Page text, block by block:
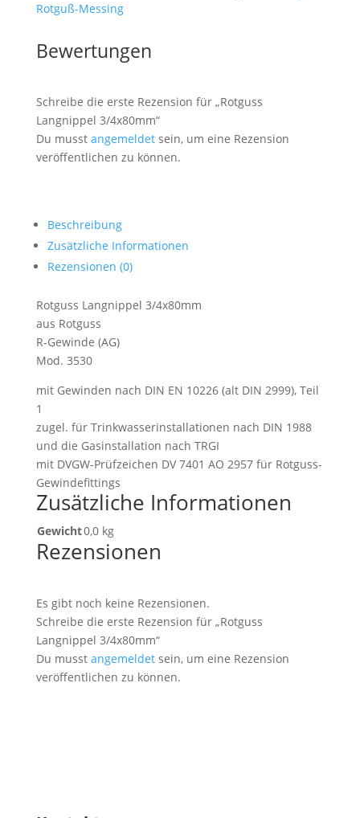
Rotguß-Messing
Bewertungen
Schreibe die erste Rezension für „Rotguss
Langnippel 3/4x80mm“
Du musst angemeldetsein, um eine Rezension
veröffentlichen zu können.
Beschreibung
Zusätzliche Informationen
Rezensionen (0)
Rotguss Langnippel 3/4x80mm
aus Rotguss
R-Gewinde (AG)
Mod. 3530
mit Gewinden nach DIN EN 10226 (alt DIN 2999), Teil
1
zugel. für Trinkwasserinstallationen nach DIN 1988
und die Gasinstallation nach TRGI
mit DVGW-Prüfzeichen DV 7401 AO 2957 für Rotguss-
Gewindefittings
Zusätzliche Informationen
Gewicht0,0 kg
Rezensionen
Es gibt noch keine Rezensionen.
Schreibe die erste Rezension für „Rotguss
Langnippel 3/4x80mm“
Du musst angemeldetsein, um eine Rezension
veröffentlichen zu können.